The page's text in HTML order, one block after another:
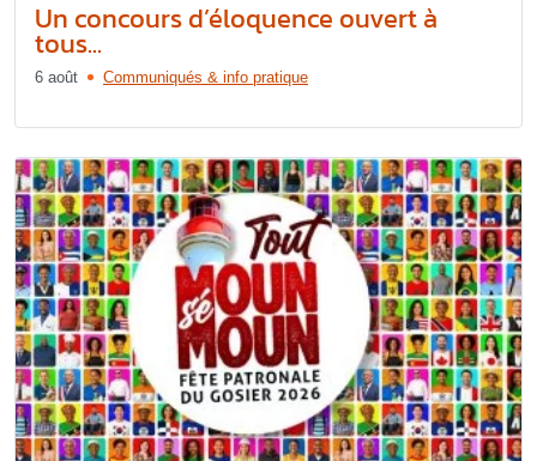
Un concours d’éloquence ouvert à
tous...
6 août Communiqués & info pratique